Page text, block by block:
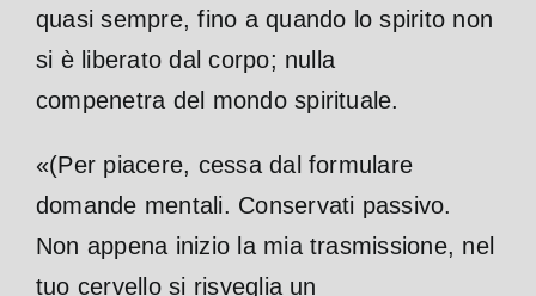
quasi sempre, fino a quando lo spirito non
si è liberato dal corpo; nulla
compenetra del mondo spirituale.
«(Per piacere, cessa dal formulare
domande mentali. Conservati passivo.
Non appena inizio la mia trasmissione, nel
tuo cervello si risveglia un